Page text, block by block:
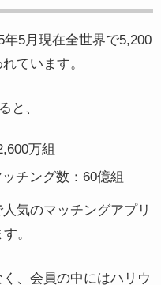
5月現在全世界で5,200
ています。
と、
万組
チング数：60億組
気のマッチングアプリ
。
、会員の中にはハリウ